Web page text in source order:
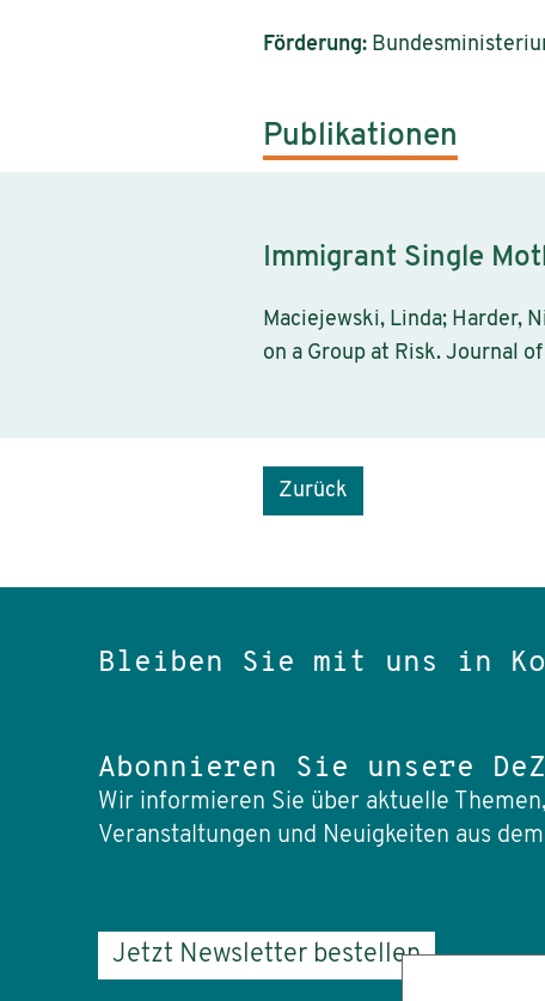
Förderung:
Publikationen
Immigrant Single
Maciejewski, Linda; Harder,
on a Group at Risk. Journal
Zurück
Bleiben Sie mit uns in
Abonnieren Sie unsere
Wir informieren Sie über aktuelle
Veranstaltungen und Neuigkeiten aus
Jetzt Newsletter bestellen